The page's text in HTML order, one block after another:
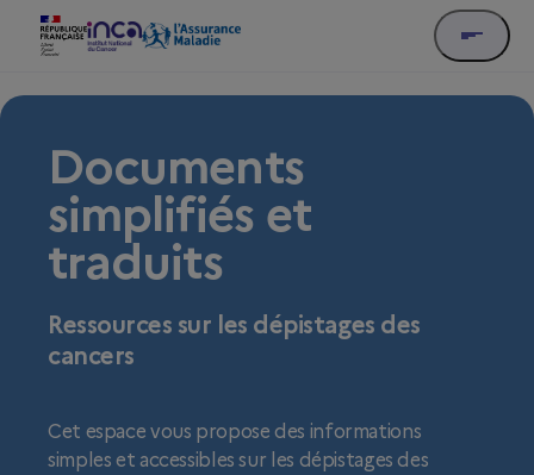
Documents
simplifiés et
traduits
Ressources sur les dépistages des
cancers
Cet espace vous propose des informations
simples et accessibles sur les dépistages des